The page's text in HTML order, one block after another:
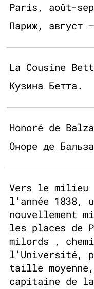
Paris, août-
Париж, август
La Cousine
Кузина Бетта.
Honoré de
Оноре де
Vers le
l’année 1838,
nouvellement
les places de
milords ,
l’Université,
taille
capitaine de